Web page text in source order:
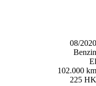
08/2020
Benzin
El
102.000 km
225 HK